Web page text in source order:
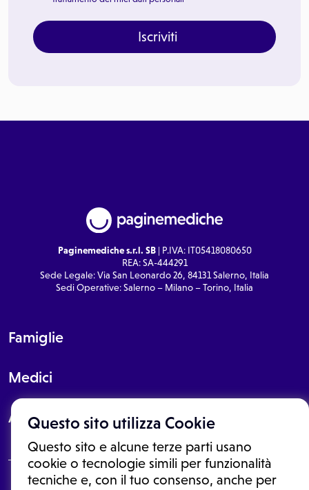
Questo sito utilizza Cookie
Questo sito e alcune terze parti usano
cookie o tecnologie simili per funzionalità
tecniche e, con il tuo consenso, anche per
Iscriviti
Paginemediche s.r.l. SB| P.IVA: IT05418080650
REA: SA-444291
Sede Legale: Via San Leonardo 26, 84131 Salerno, Italia
Sedi Operative: Salerno – Milano – Torino, Italia
Famiglie
Medici
About
Le informazioni proposte in questo sito non sono un consulto medico.